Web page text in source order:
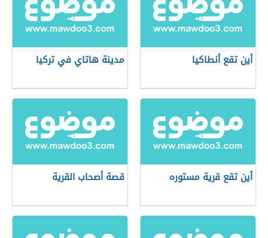
أين تقع أنطاكيا مدينة هاتاي في تركيا
أين تقع قرية مستوره قصة أصحاب القرية